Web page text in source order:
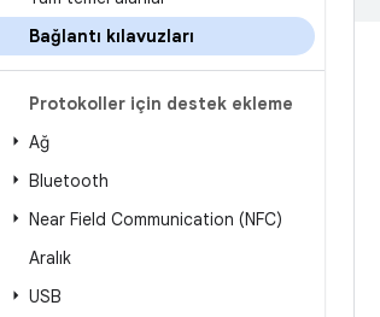
Bağlantı kılavuzları
Protokoller için destek ekleme
Ağ
Bluetooth
Near Field Communication (NFC)
Aralık
USB